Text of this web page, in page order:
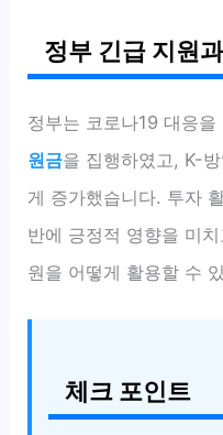
정부 긴급 지원
정부는 코로나19 대응
원금을 집행하였고, K-
게 증가했습니다. 투자
반에 긍정적 영향을 미
원을 어떻게 활용할 수
체크 포인트